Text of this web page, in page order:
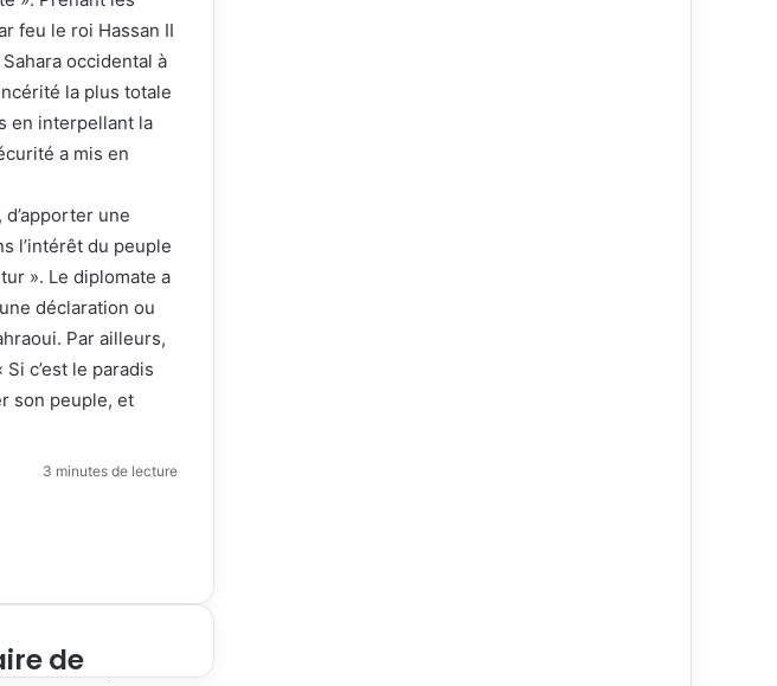
feu le roi Hassan II
occidental à
la plus totale
en interpellant la
a mis en
une
l’intérêt du peuple
». Le diplomate a
déclaration ou
Par ailleurs,
c’est le paradis
son peuple, et
3 minutes de lecture
de